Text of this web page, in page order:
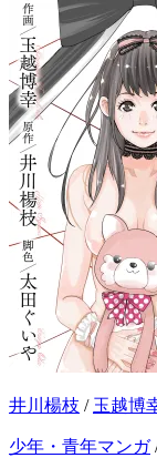
井川楊枝 / 玉越博
少年・青年マンガ